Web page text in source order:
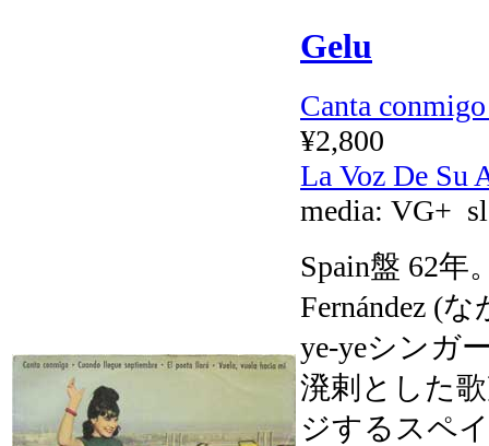
Gelu
Canta
¥2,800
La Voz De
media: VG+
Spain盤 62年
Fernández (
ye-yeシンガ
溌剌とした
ジするスペ